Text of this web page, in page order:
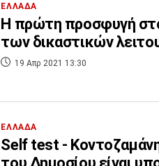
ΕΛΛΑΔΑ
Η πρώτη προσφυγή
των δικαστικών
19 Απρ 2021 13:30
ΕΛΛΑΔΑ
Self test -